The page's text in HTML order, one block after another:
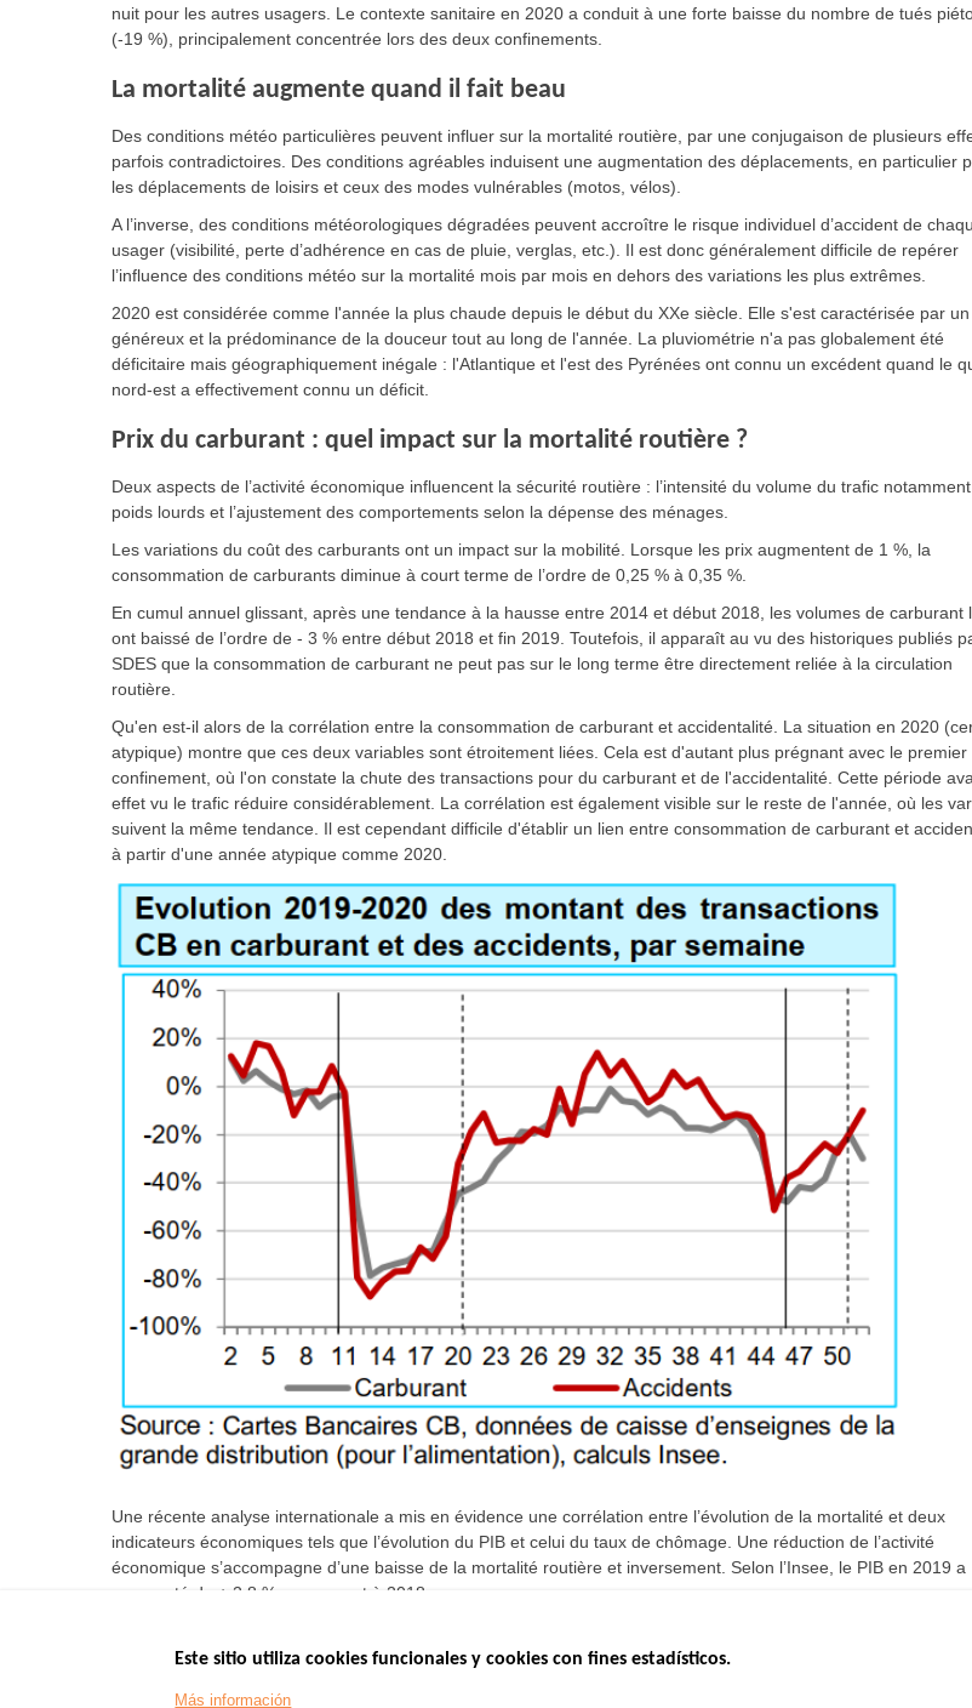
nuit pour les autres usagers. Le contexte sanitaire en 2020 a conduit à une forte baisse du nombre de tués
(-19 %), principalement concentrée lors des deux confinements.
La mortalité augmente quand il fait beau
Des conditions météo particulières peuvent influer sur la mortalité routière, par une conjugaison de plusieurs
parfois contradictoires. Des conditions agréables induisent une augmentation des déplacements, en particulier
les déplacements de loisirs et ceux des modes vulnérables (motos, vélos).
A l’inverse, des conditions météorologiques dégradées peuvent accroître le risque individuel d’accident de
usager (visibilité, perte d’adhérence en cas de pluie, verglas, etc.). Il est donc généralement difficile de repérer
l’influence des conditions météo sur la mortalité mois par mois en dehors des variations les plus extrêmes.
2020 est considérée comme l'année la plus chaude depuis le début du XXe siècle. Elle s'est caractérisée par
généreux et la prédominance de la douceur tout au long de l'année. La pluviométrie n'a pas globalement été
déficitaire mais géographiquement inégale : l'Atlantique et l'est des Pyrénées ont connu un excédent quand le
nord-est a effectivement connu un déficit.
Prix du carburant : quel impact sur la mortalité routière ?
Deux aspects de l’activité économique influencent la sécurité routière : l’intensité du volume du trafic
poids lourds et l’ajustement des comportements selon la dépense des ménages.
Les variations du coût des carburants ont un impact sur la mobilité. Lorsque les prix augmentent de 1 %, la
consommation de carburants diminue à court terme de l’ordre de 0,25 % à 0,35 %.
En cumul annuel glissant, après une tendance à la hausse entre 2014 et début 2018, les volumes de carburant
ont baissé de l’ordre de - 3 % entre début 2018 et fin 2019. Toutefois, il apparaît au vu des historiques publiés
SDES que la consommation de carburant ne peut pas sur le long terme être directement reliée à la circulation
routière.
Qu'en est-il alors de la corrélation entre la consommation de carburant et accidentalité. La situation en 2020
atypique) montre que ces deux variables sont étroitement liées. Cela est d'autant plus prégnant avec le premier
confinement, où l'on constate la chute des transactions pour du carburant et de l'accidentalité. Cette période
effet vu le trafic réduire considérablement. La corrélation est également visible sur le reste de l'année, où les
suivent la même tendance. Il est cependant difficile d'établir un lien entre consommation de carburant et
à partir d'une année atypique comme 2020.
Une récente analyse internationale a mis en évidence une corrélation entre l’évolution de la mortalité et deux
indicateurs économiques tels que l’évolution du PIB et celui du taux de chômage. Une réduction de l’activité
économique s’accompagne d’une baisse de la mortalité routière et inversement. Selon l’Insee, le PIB en 2019 a
augmenté de + 2,8 % par rapport à 2018.
Este sitio utiliza cookies funcionales y cookies con fines estadísticos.
Más información